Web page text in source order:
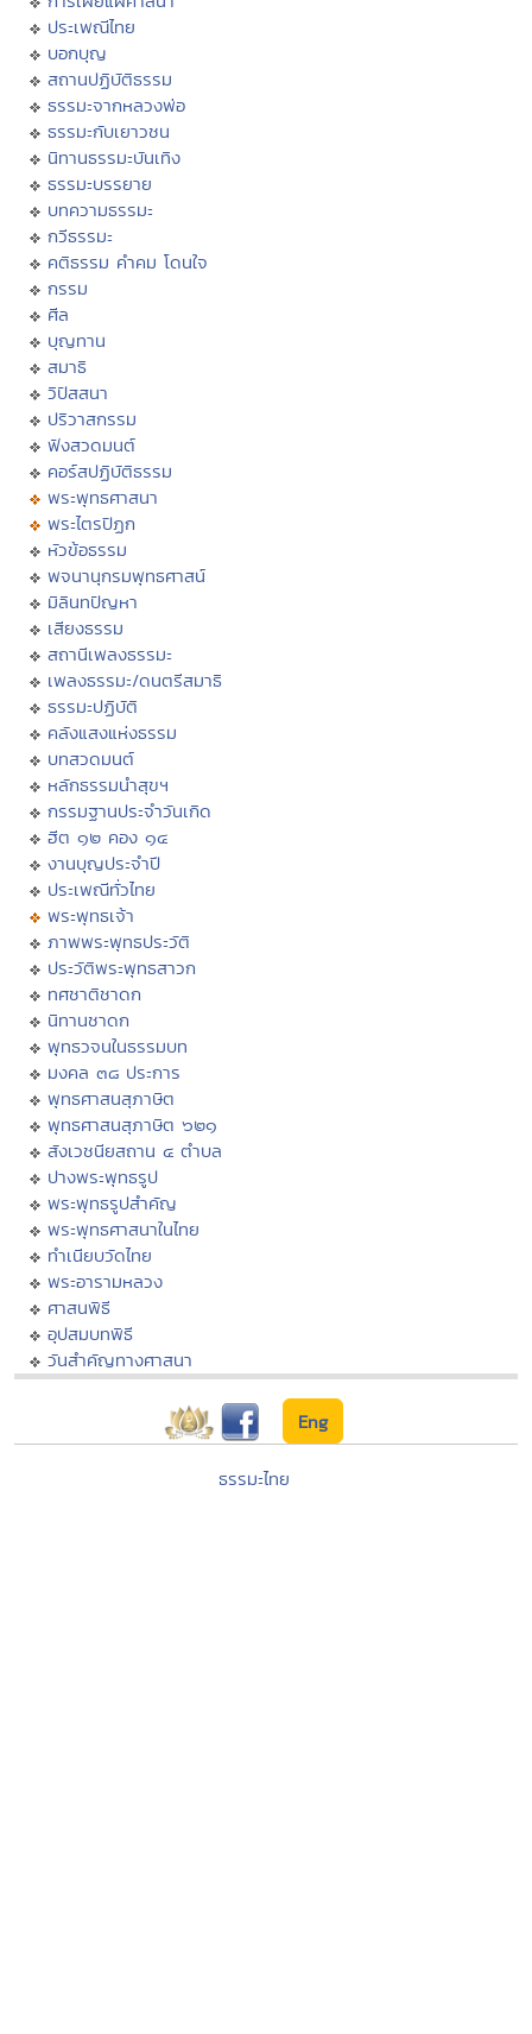
ประเพณีไทย
บอกบุญ
สถานปฏิบัติธรรม
ธรรมะจากหลวงพ่อ
ธรรมะกับเยาวชน
นิทานธรรมะบันเทิง
ธรรมะบรรยาย
บทความธรรมะ
กวีธรรมะ
คติธรรม คำคม โดนใจ
กรรม
ศีล
บุญทาน
สมาธิ
วิปัสสนา
ปริวาสกรรม
ฟังสวดมนต์
คอร์สปฏิบัติธรรม
พระพุทธศาสนา
พระไตรปิฏก
หัวข้อธรรม
พจนานุกรมพุทธศาสน์
มิลินทปัญหา
เสียงธรรม
สถานีเพลงธรรมะ
เพลงธรรมะ/ดนตรีสมาธิ
ธรรมะปฏิบัติ
คลังแสงแห่งธรรม
บทสวดมนต์
หลักธรรมนำสุขฯ
กรรมฐานประจำวันเกิด
ฮีต ๑๒ คอง ๑๔
งานบุญประจำปี
ประเพณีทั่วไทย
พระพุทธเจ้า
ภาพพระพุทธประวัติ
ประวัติพระพุทธสาวก
ทศชาติชาดก
นิทานชาดก
พุทธวจนในธรรมบท
มงคล ๓๘ ประการ
พุทธศาสนสุภาษิต
พุทธศาสนสุภาษิต ๖๒๑
สังเวชนียสถาน ๔ ตำบล
ปางพระพุทธรูป
พระพุทธรูปสำคัญ
พระพุทธศาสนาในไทย
ทำเนียบวัดไทย
พระอารามหลวง
ศาสนพิธี
อุปสมบทพิธี
วันสำคัญทางศาสนา
Eng
ธรรมะไทย